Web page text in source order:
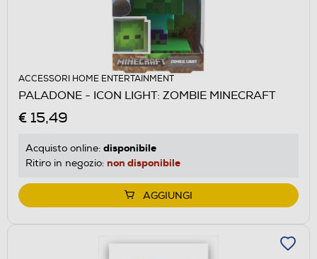
ACCESSORI HOME ENTERTAINMENT
PALADONE - ICON LIGHT: ZOMBIE MINECRAFT
€ 15,49
Acquisto online: disponibile
Ritiro in negozio: non disponibile
AGGIUNGI